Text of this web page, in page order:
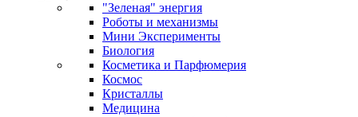
"Зеленая" энергия
Роботы и механизмы
Мини Эксперименты
Биология
Косметика и Парфюмерия
Космос
Кристаллы
Медицина